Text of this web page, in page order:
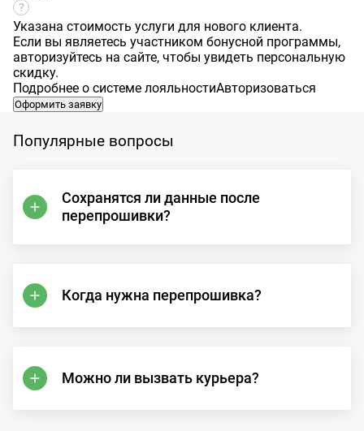
Указана стоимость услуги для нового клиента.
Если вы являетесь участником бонусной программы,
авторизуйтесь на сайте, чтобы увидеть персональную
скидку.
Подробнее о системе лояльностиАвторизоваться
Оформить заявку
Популярные вопросы
Сохранятся ли данные после
перепрошивки?
Когда нужна перепрошивка?
Можно ли вызвать курьера?